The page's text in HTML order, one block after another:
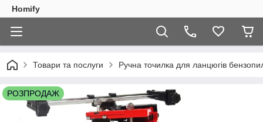
Homify
Товари та послуги Ручна точилка для ланцюгів
РОЗПРОДАЖ